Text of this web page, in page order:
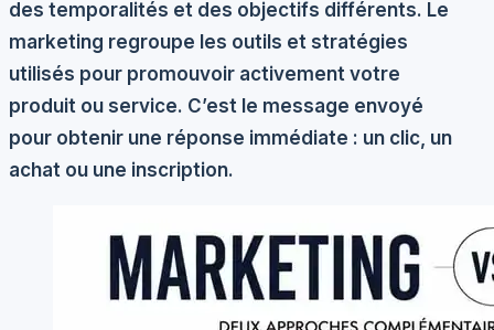
des temporalités et des objectifs différents. Le
marketing regroupe les outils et stratégies
utilisés pour promouvoir activement votre
produit ou service. C’est le message envoyé
pour obtenir une réponse immédiate : un clic, un
achat ou une inscription.